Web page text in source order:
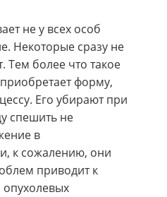
не у всех особ
Некоторые сразу не
более что такое
форму,
Его убирают при
спешить не
в
к сожалению, они
приводит к